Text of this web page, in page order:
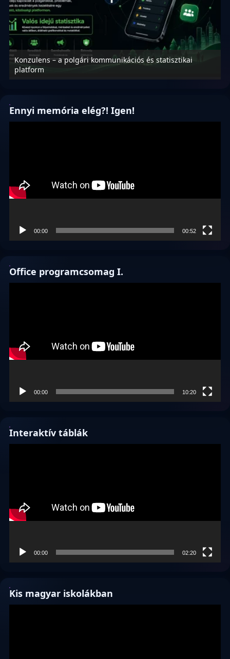
Konzulens – a polgári kommunikációs és statisztikai
platform
Ennyi memória elég?! Igen!
00:00 00:52
Office programcsomag I.
00:00 10:20
Interaktív táblák
00:00 02:20
Kis magyar iskolákban